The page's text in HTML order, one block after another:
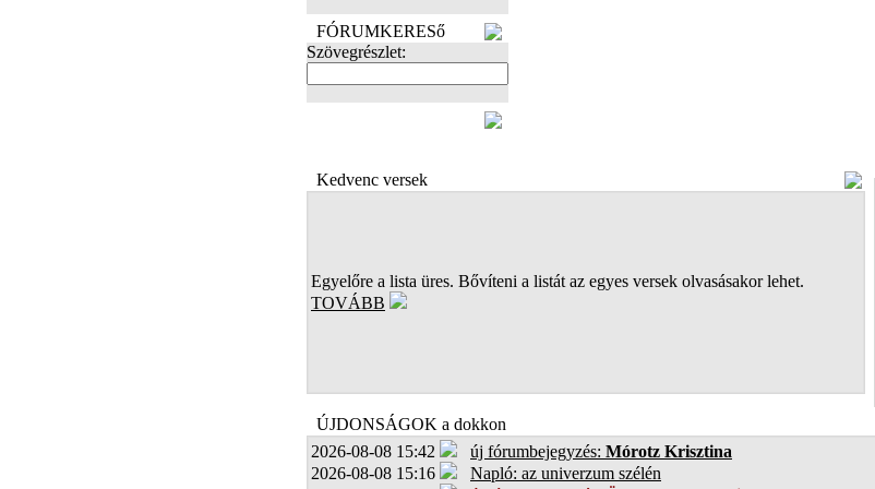
FÓRUMKERESő
Szövegrészlet:
Kedvenc versek
Egyelőre a lista üres. Bővíteni a listát az egyes versek olvasásakor lehet.
TOVÁBB
ÚJDONSÁGOK a dokkon
2026-08-08 15:42
új fórumbejegyzés: Mórotz Krisztina
2026-08-08 15:16
Napló: az univerzum szélén